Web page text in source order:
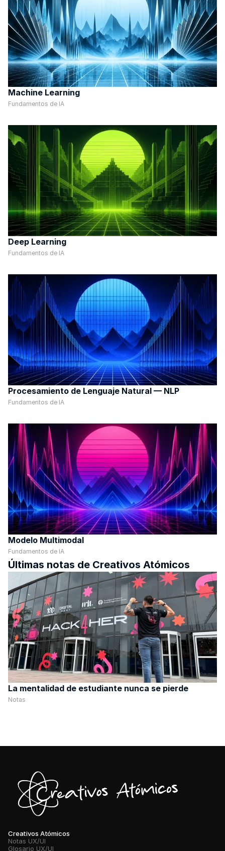
Machine Learning
Fundamentos de IA
Deep Learning
Fundamentos de IA
Procesamiento de Lenguaje Natural — NLP
Fundamentos de IA
Modelo Multimodal
Fundamentos de IA
Últimas notas de Creativos Atómicos
La mentalidad de estudiante nunca se pierde
Notas
Creativos Atómicos
Notas UX/UI
Glosario UX/UI